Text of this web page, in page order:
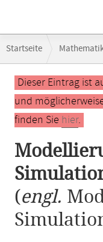
Navigation
Startseite
Hauptinhalt
Dieser Eintrag ist
und
finden Sie hier.
(engl.